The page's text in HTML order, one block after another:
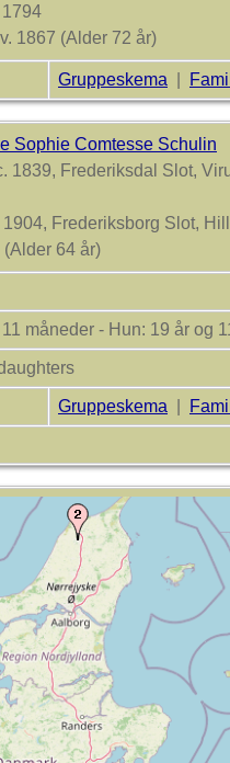
1867 (Alder 72 år)
Gruppeskema
Sophie Comtesse Schulin
1839, Frederiksdal Slot,
1904, Frederiksborg Slot,
(Alder 64 år)
måneder - Hun: 19 år og
Gruppeskema